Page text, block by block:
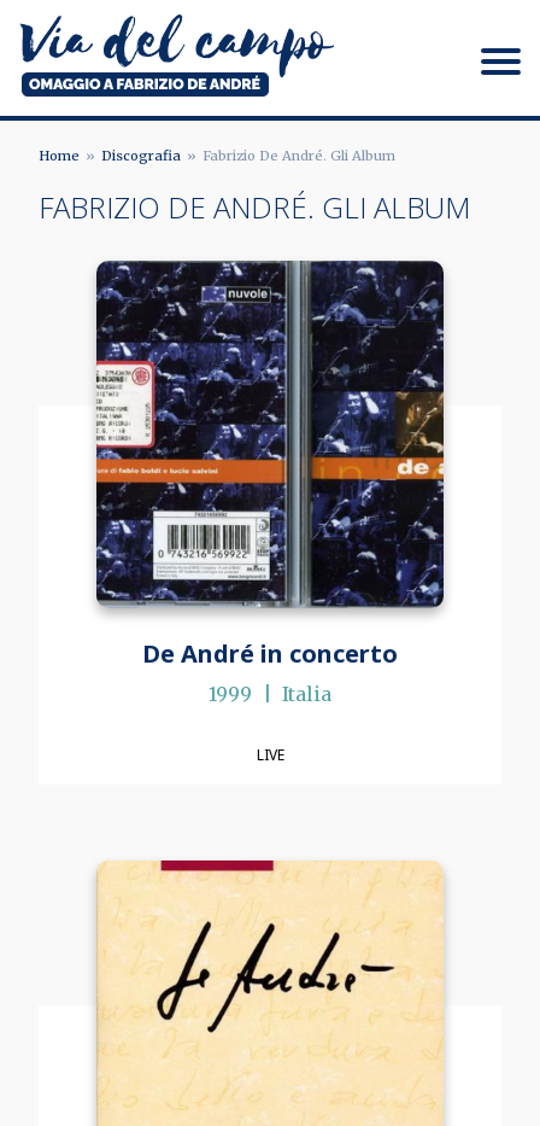
contenuto
principale
Via del campo
BRICIOLE
PANE
Home Discografia Fabrizio De André. Gli Album
FABRIZIO DE ANDRÉ. GLI ALBUM
De André in concerto
1999 Italia
LIVE